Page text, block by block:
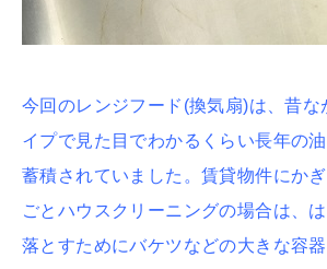
今回のレンジフード(換気扇)は、昔な
イプで見た目でわかるくらい長年の
蓄積されていました。賃貸物件にか
ごとハウスクリーニングの場合は、
落とすためにバケツなどの大きな容